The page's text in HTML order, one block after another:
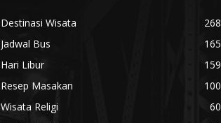
Destinasi Wisata
268
Jadwal Bus
165
Hari Libur
159
Resep Masakan
100
Wisata Religi
60